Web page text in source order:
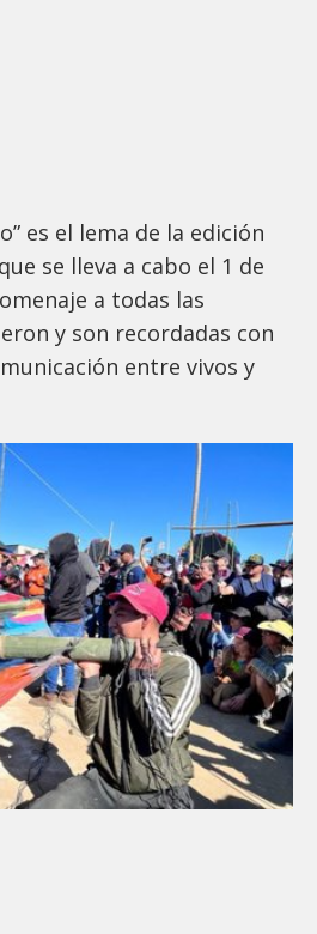
es el lema de la edición
se lleva a cabo el 1 de
a todas las
y son recordadas con
entre vivos y